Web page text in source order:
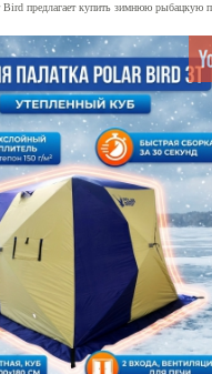
предлагает купить зимнюю рыбацкую